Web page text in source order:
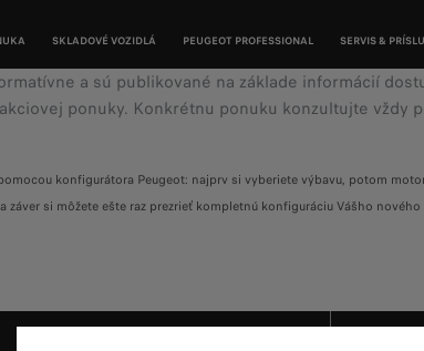
SKLADOVÉ VOZIDLÁ PEUGEOT PROFESSIONAL SERVIS &
a sú publikované na základe informácií
akciovej ponuky. Konkrétnu ponuku konzultujte vždy
konfigurátora Peugeot: najprv si vyberiete výbavu, potom
si môžete ešte raz prezrieť kompletnú konfiguráciu Vášho